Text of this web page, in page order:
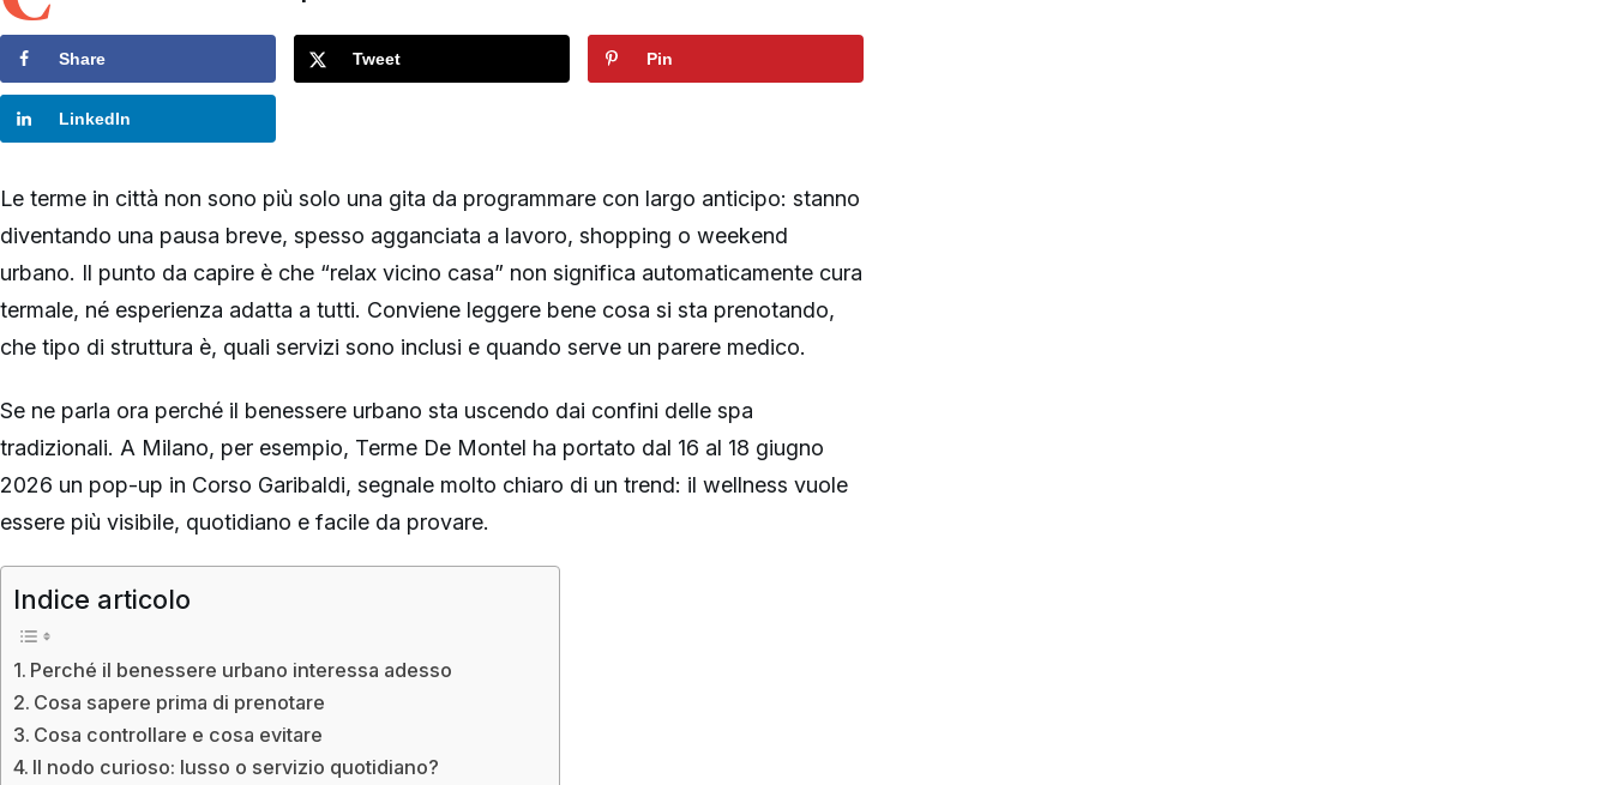
Share Tweet Pin
LinkedIn
Le terme in città non sono più solo una gita da programmare con largo anticipo: stanno
diventando una pausa breve, spesso agganciata a lavoro, shopping o weekend
urbano. Il punto da capire è che “relax vicino casa” non significa automaticamente cura
termale, né esperienza adatta a tutti. Conviene leggere bene cosa si sta prenotando,
che tipo di struttura è, quali servizi sono inclusi e quando serve un parere medico.
Se ne parla ora perché il benessere urbano sta uscendo dai confini delle spa
tradizionali. A Milano, per esempio, Terme De Montel ha portato dal 16 al 18 giugno
2026 un pop-up in Corso Garibaldi, segnale molto chiaro di un trend: il wellness vuole
essere più visibile, quotidiano e facile da provare.
Indice articolo
Perché il benessere urbano interessa adesso
Cosa sapere prima di prenotare
Cosa controllare e cosa evitare
Il nodo curioso: lusso o servizio quotidiano?